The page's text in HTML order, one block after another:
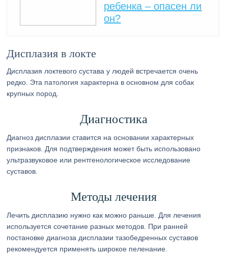
ребенка – опасен ли
он?
Дисплазия в локте
Дисплазия локтевого сустава у людей встречается очень
редко. Эта патология характерна в основном для собак
крупных пород.
Диагностика
Диагноз дисплазии ставится на основании характерных
признаков. Для подтверждения может быть использовано
ультразвуковое или рентгенологическое исследование
суставов.
Методы лечения
Лечить дисплазию нужно как можно раньше. Для лечения
используется сочетание разных методов. При ранней
постановке диагноза дисплазии тазобедренных суставов
рекомендуется применять широкое пеленание.